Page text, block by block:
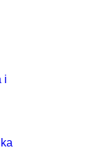
i